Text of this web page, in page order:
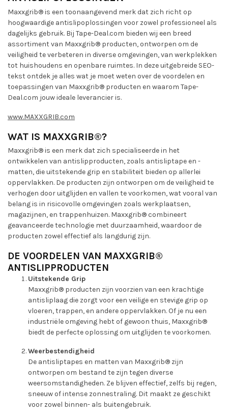
Maxxgrib® is een toonaangevend merk dat zich richt op
hoogwaardige antislipoplossingen voor zowel professioneel als
dagelijks gebruik. Bij Tape-Deal.com bieden wij een breed
assortiment van Maxxgrib® producten, ontworpen om de
veiligheid te verbeteren in diverse omgevingen, van werkplekken
tot huishoudens en openbare ruimtes. In deze uitgebreide SEO-
tekst ontdek je alles wat je moet weten over de voordelen en
toepassingen van Maxxgrib® producten en waarom Tape-
Deal.com jouw ideale leverancier is.
www.MAXXGRIB.com
WAT IS MAXXGRIB®?
Maxxgrib® is een merk dat zich specialiseerde in het
ontwikkelen van antislipproducten, zoals antisliptape en -
matten, die uitstekende grip en stabiliteit bieden op allerlei
oppervlakken. De producten zijn ontworpen om de veiligheid te
verhogen door uitglijden en vallen te voorkomen, wat vooral van
belang is in risicovolle omgevingen zoals werkplaatsen,
magazijnen, en trappenhuizen. Maxxgrib® combineert
geavanceerde technologie met duurzaamheid, waardoor de
producten zowel effectief als langdurig zijn.
DE VOORDELEN VAN MAXXGRIB®
ANTISLIPPRODUCTEN
Uitstekende Grip
Maxxgrib® producten zijn voorzien van een krachtige
antisliplaag die zorgt voor een veilige en stevige grip op
vloeren, trappen, en andere oppervlakken. Of je nu een
industriële omgeving hebt of gewoon thuis, Maxxgrib®
biedt de perfecte oplossing om uitglijden te voorkomen.
Weerbestendigheid
De antisliptapes en matten van Maxxgrib® zijn
ontworpen om bestand te zijn tegen diverse
weersomstandigheden. Ze blijven effectief, zelfs bij regen,
sneeuw of intense zonnestraling. Dit maakt ze geschikt
voor zowel binnen- als buitengebruik.